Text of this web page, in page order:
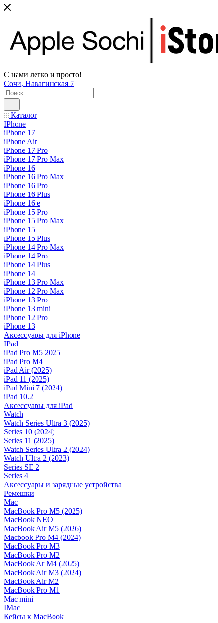
С нами легко и просто!
Сочи, Навагинская 7
Каталог
IPhone
iPhone 17
iPhone Air
iPhone 17 Pro
iPhone 17 Pro Max
iPhone 16
iPhone 16 Pro Max
iPhone 16 Pro
iPhone 16 Plus
iPhone 16 e
iPhone 15 Pro
iPhone 15 Pro Max
iPhone 15
iPhone 15 Plus
iPhone 14 Pro Max
iPhone 14 Pro
iPhone 14 Plus
iPhone 14
iPhone 13 Pro Max
iPhone 12 Pro Max
iPhone 13 Pro
iPhone 13 mini
iPhone 12 Pro
iPhone 13
Аксессуары для iPhone
IPad
iPad Pro M5 2025
iPad Pro M4
iPad Air (2025)
iPad 11 (2025)
iPad Mini 7 (2024)
iPad 10.2
Аксессуары для iPad
Watch
Watch Series Ultra 3 (2025)
Series 10 (2024)
Series 11 (2025)
Watch Series Ultra 2 (2024)
Watch Ultra 2 (2023)
Series SE 2
Series 4
Аксессуары и зарядные устройства
Ремешки
Mac
MacBook Pro M5 (2025)
MacBook NEO
MacBook Air M5 (2026)
Macbook Pro M4 (2024)
MacBook Pro M3
MacBook Pro M2
MacBook Ar M4 (2025)
MacBook Air M3 (2024)
MacBook Air M2
MacBook Pro M1
Mac mini
IMac
Кейсы к MacBook